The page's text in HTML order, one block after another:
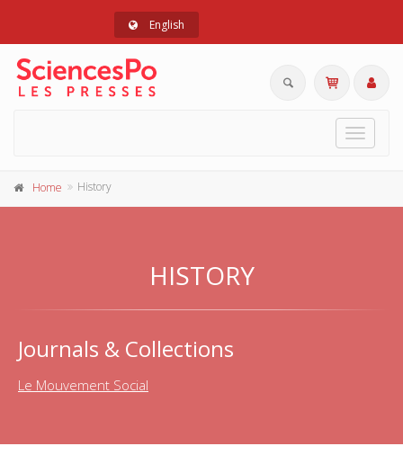
English
Toggle
Home History
HISTORY
Journals & Collections
Le Mouvement Social